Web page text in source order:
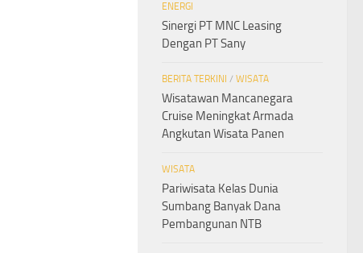
ENERGI
Sinergi PT MNC Leasing
Dengan PT Sany
BERITA TERKINI / WISATA
Wisatawan Mancanegara
Cruise Meningkat Armada
Angkutan Wisata Panen
WISATA
Pariwisata Kelas Dunia
Sumbang Banyak Dana
Pembangunan NTB